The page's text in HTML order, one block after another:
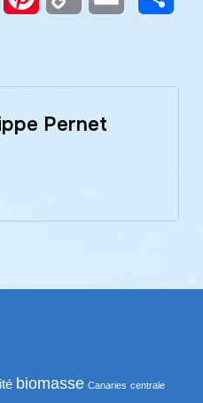
Pernet
biomasse Canaries centrale